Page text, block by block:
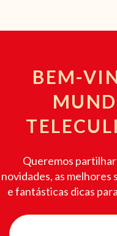
BEM-
Queremos
novidades, as
e fantásticas dicas